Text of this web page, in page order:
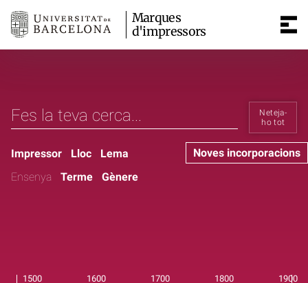
Marques
d'impressors
Neteja-
ho tot
Noves incorporacions
Impressor Lloc
Lema
Ensenya
Terme Gènere